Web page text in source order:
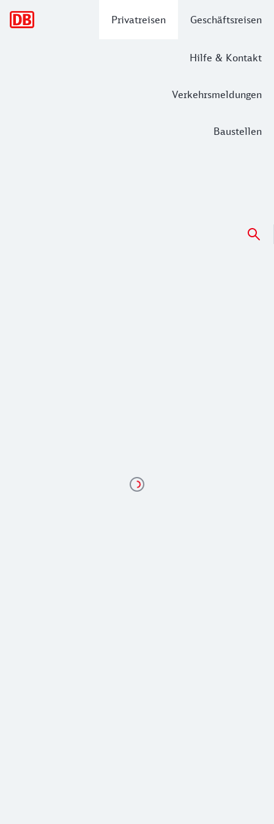
Privatreisen Geschäftsreisen
Hilfe & Kontakt
Verkehrsmeldungen
Baustellen